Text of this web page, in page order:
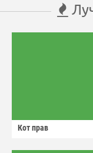
Кот прав